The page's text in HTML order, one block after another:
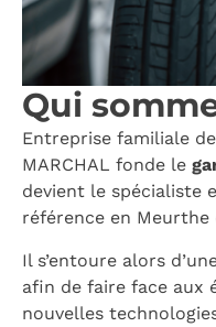
Qui
Entreprise familiale
MARCHAL fonde le
devient le spécialiste
référence en Meurthe
Il s’entoure alors
afin de faire face aux
nouvelles